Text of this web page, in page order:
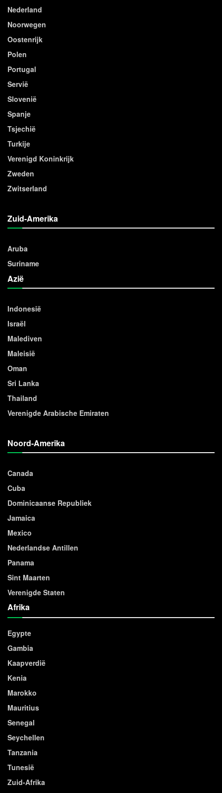
Nederland
Noorwegen
Oostenrijk
Polen
Portugal
Servië
Slovenië
Spanje
Tsjechië
Turkije
Verenigd Koninkrijk
Zweden
Zwitserland
Zuid-Amerika
Aruba
Suriname
Azië
Indonesië
Israël
Malediven
Maleisië
Oman
Sri Lanka
Thailand
Verenigde Arabische Emiraten
Noord-Amerika
Canada
Cuba
Dominicaanse Republiek
Jamaica
Mexico
Nederlandse Antillen
Panama
Sint Maarten
Verenigde Staten
Afrika
Egypte
Gambia
Kaapverdië
Kenia
Marokko
Mauritius
Senegal
Seychellen
Tanzania
Tunesië
Zuid-Afrika